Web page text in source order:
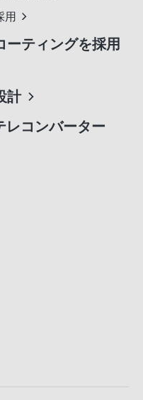
用
ーティングを採用
計
レコンバーター